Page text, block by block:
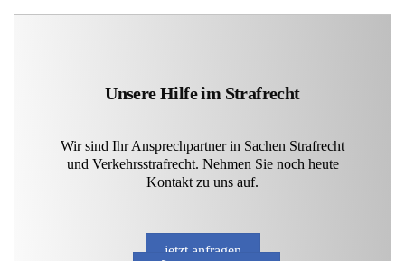
Unsere Hilfe im Strafrecht
Wir sind Ihr Ansprechpartner in Sachen Strafrecht
und Verkehrsstrafrecht. Nehmen Sie noch heute
Kontakt zu uns auf.
jetzt anfragen